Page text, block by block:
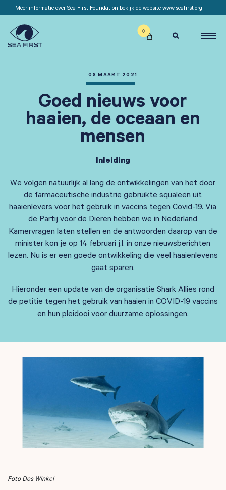
Meer informatie over Sea First Foundation bekijk de website www.seafirst.org

08 MAART 2021
Goed nieuws voor
haaien, de oceaan en
mensen
Inleiding
We volgen natuurlijk al lang de ontwikkelingen van het door
de farmaceutische industrie gebruikte squaleen uit
haaienlevers voor het gebruik in vaccins tegen Covid-19. Via
de Partij voor de Dieren hebben we in Nederland
Kamervragen laten stellen en de antwoorden daarop van de
minister kon je op 14 februari j.l. in onze nieuwsberichten
lezen. Nu is er een goede ontwikkeling die veel haaienlevens
gaat sparen.
Hieronder een update van de organisatie Shark Allies rond
de petitie tegen het gebruik van haaien in COVID-19 vaccins
en hun pleidooi voor duurzame oplossingen.
Foto Dos Winkel